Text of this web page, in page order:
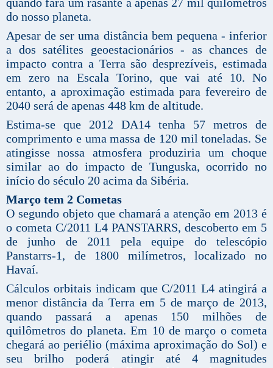
do nosso planeta.
Apesar de ser uma distância bem pequena - inferior
a dos satélites geoestacionários - as chances de
impacto contra a Terra são desprezíveis, estimada
em zero na Escala Torino, que vai até 10. No
entanto, a aproximação estimada para fevereiro de
2040 será de apenas 448 km de altitude.
Estima-se que 2012 DA14 tenha 57 metros de
comprimento e uma massa de 120 mil toneladas. Se
atingisse nossa atmosfera produziria um choque
similar ao do impacto de Tunguska, ocorrido no
início do século 20 acima da Sibéria.
Março tem 2 Cometas
O segundo objeto que chamará a atenção em 2013 é
o cometa C/2011 L4 PANSTARRS, descoberto em 5
de junho de 2011 pela equipe do telescópio
Panstarrs-1, de 1800 milímetros, localizado no
Havaí.
Cálculos orbitais indicam que C/2011 L4 atingirá a
menor distância da Terra em 5 de março de 2013,
quando passará a apenas 150 milhões de
quilômetros do planeta. Em 10 de março o cometa
chegará ao periélio (máxima aproximação do Sol) e
seu brilho poderá atingir até 4 magnitudes